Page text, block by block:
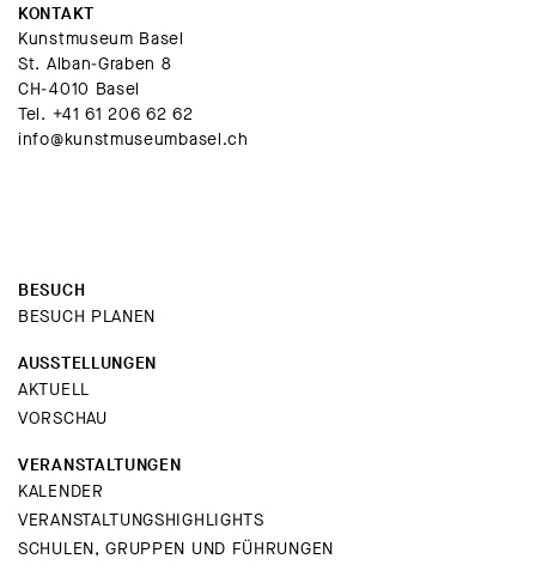
KONTAKT
Kunstmuseum Basel
St. Alban-Graben 8
CH-4010 Basel
Tel. +41 61 206 62 62
info@kunstmuseumbasel.ch
BESUCH
BESUCH PLANEN
AUSSTELLUNGEN
AKTUELL
VORSCHAU
VERANSTALTUNGEN
KALENDER
VERANSTALTUNGSHIGHLIGHTS
SCHULEN, GRUPPEN UND FÜHRUNGEN